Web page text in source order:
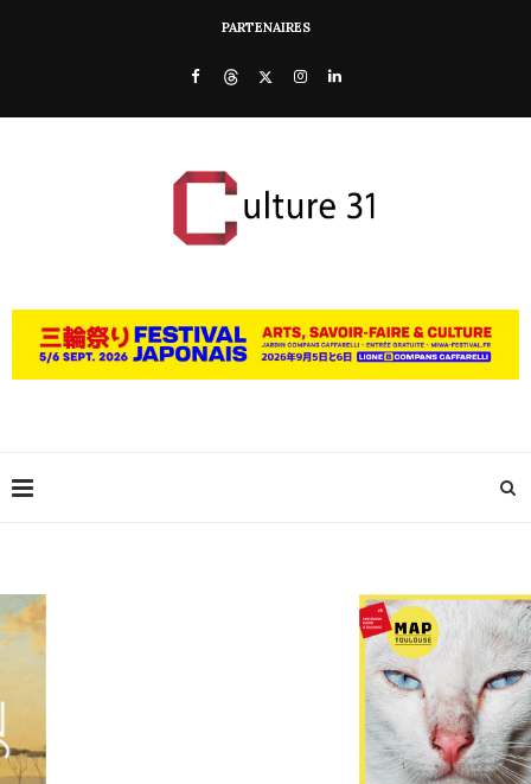
PARTENAIRES